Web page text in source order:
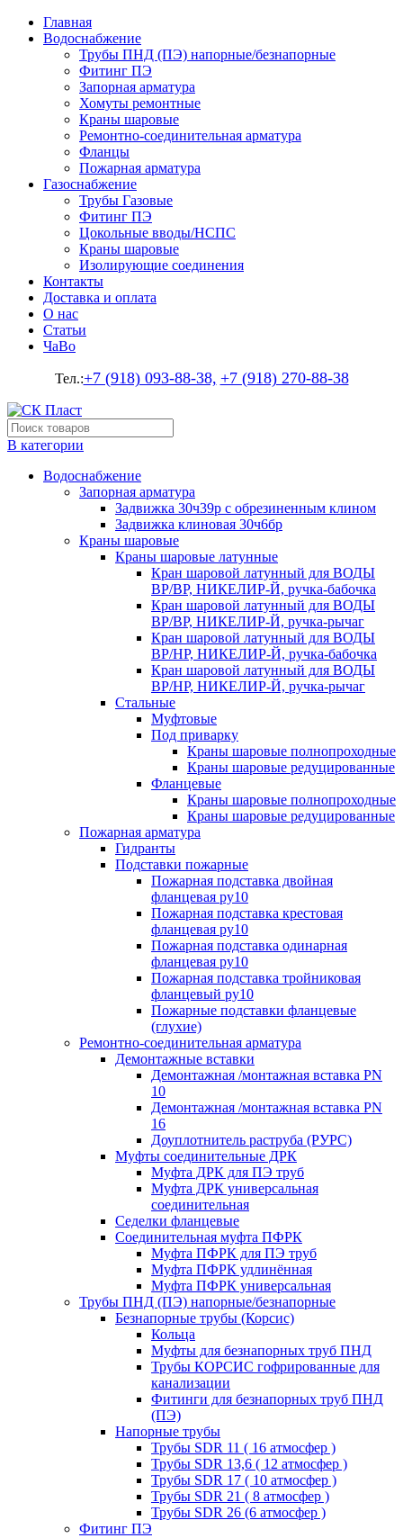
Главная
Водоснабжение
Трубы ПНД (ПЭ) напорные/безнапорные
Фитинг ПЭ
Запорная арматура
Хомуты ремонтные
Краны шаровые
Ремонтно-соединительная арматура
Фланцы
Пожарная арматура
Газоснабжение
Трубы Газовые
Фитинг ПЭ
Цокольные вводы/НСПС
Краны шаровые
Изолирующие соединения
Контакты
Доставка и оплата
О нас
Статьи
ЧаВо
Тел.:+7 (918) 093-88-38, +7 (918) 270-88-38
В категории
Водоснабжение
Запорная арматура
Задвижка 30ч39р с обрезиненным клином
Задвижка клиновая 30ч6бр
Краны шаровые
Краны шаровые латунные
Кран шаровой латунный для ВОДЫ
ВР/ВР, НИКЕЛИР-Й, ручка-бабочка
Кран шаровой латунный для ВОДЫ
ВР/ВР, НИКЕЛИР-Й, ручка-рычаг
Кран шаровой латунный для ВОДЫ
ВР/НР, НИКЕЛИР-Й, ручка-бабочка
Кран шаровой латунный для ВОДЫ
ВР/НР, НИКЕЛИР-Й, ручка-рычаг
Стальные
Муфтовые
Под приварку
Краны шаровые полнопроходные
Краны шаровые редуцированные
Фланцевые
Краны шаровые полнопроходные
Краны шаровые редуцированные
Пожарная арматура
Гидранты
Подставки пожарные
Пожарная подставка двойная
фланцевая ру10
Пожарная подставка крестовая
фланцевая ру10
Пожарная подставка одинарная
фланцевая ру10
Пожарная подставка тройниковая
фланцевый ру10
Пожарные подставки фланцевые
(глухие)
Ремонтно-соединительная арматура
Демонтажные вставки
Демонтажная /монтажная вставка PN
10
Демонтажная /монтажная вставка PN
16
Доуплотнитель раструба (РУРС)
Муфты соединительные ДРК
Муфта ДРК для ПЭ труб
Муфта ДРК универсальная
соединительная
Седелки фланцевые
Соединительная муфта ПФРК
Муфта ПФРК для ПЭ труб
Муфта ПФРК удлинённая
Муфта ПФРК универсальная
Трубы ПНД (ПЭ) напорные/безнапорные
Безнапорные трубы (Корсис)
Кольца
Муфты для безнапорных труб ПНД
Трубы КОРСИС гофрированные для
канализации
Фитинги для безнапорных труб ПНД
(ПЭ)
Напорные трубы
Трубы SDR 11 ( 16 атмосфер )
Трубы SDR 13,6 ( 12 атмосфер )
Трубы SDR 17 ( 10 атмосфер )
Трубы SDR 21 ( 8 атмосфер )
Трубы SDR 26 (6 атмосфер )
Фитинг ПЭ